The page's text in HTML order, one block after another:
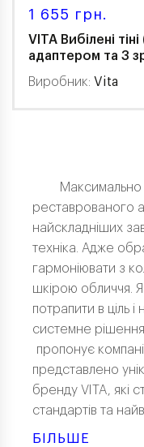
1 655 грн.
VITA Вибілені
адаптером та 3
Виробник: Vita
Максимально
реставрованого
найскладніших
техніка. Адже
гармоніювати з
шкірою обличчя.
потрапити в ціль
системне рішення
пропонує
представлено
бренду VITA, які
стандартів та
БІЛЬШЕ